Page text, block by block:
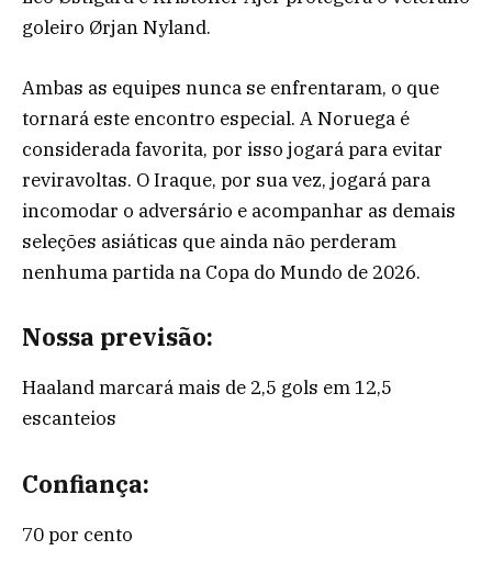
goleiro Ørjan Nyland.
Ambas as equipes nunca se enfrentaram, o que
tornará este encontro especial. A Noruega é
considerada favorita, por isso jogará para evitar
reviravoltas. O Iraque, por sua vez, jogará para
incomodar o adversário e acompanhar as demais
seleções asiáticas que ainda não perderam
nenhuma partida na Copa do Mundo de 2026.
Nossa previsão:
Haaland marcará mais de 2,5 gols em 12,5
escanteios
Confiança:
70 por cento